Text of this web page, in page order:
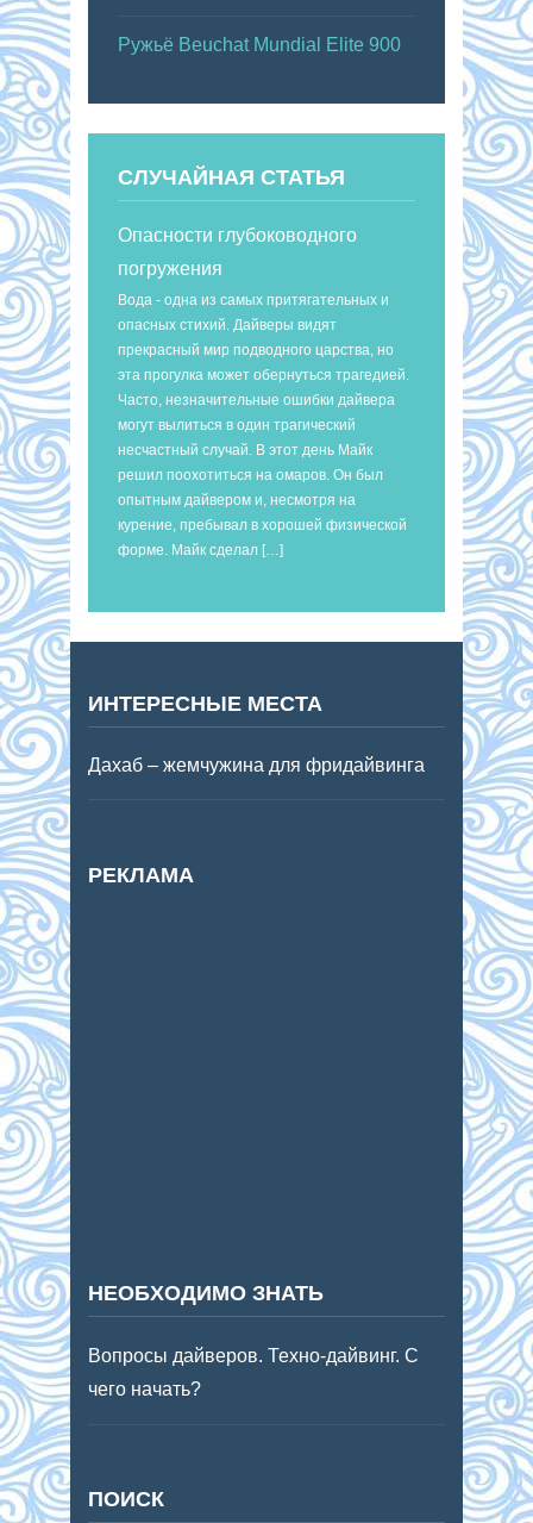
Ружьё Beuchat Mundial Elite 900
СЛУЧАЙНАЯ СТАТЬЯ
Опасности глубоководного
погружения
Вода - одна из самых притягательных и
опасных стихий. Дайверы видят
прекрасный мир подводного царства, но
эта прогулка может обернуться трагедией.
Часто, незначительные ошибки дайвера
могут вылиться в один трагический
несчастный случай. В этот день Майк
решил поохотиться на омаров. Он был
опытным дайвером и, несмотря на
курение, пребывал в хорошей физической
форме. Майк сделал […]
ИНТЕРЕСНЫЕ МЕСТА
Дахаб – жемчужина для фридайвинга
РЕКЛАМА
НЕОБХОДИМО ЗНАТЬ
Вопросы дайверов. Техно-дайвинг. С
чего начать?
ПОИСК